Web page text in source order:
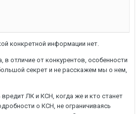
конкретной информации нет.
в отличие от конкурентов, особенности
секрет и не расскажем мы о нем,
ЛК и КСН, когда же и кто станет
о КСН, не ограничиваясь